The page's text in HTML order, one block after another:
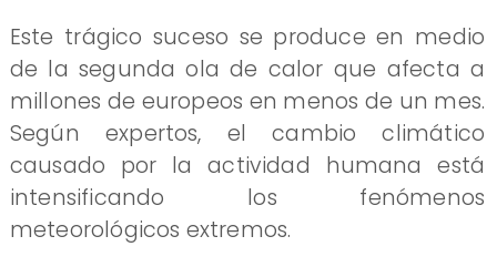
Este trágico suceso se produce en medio
de la segunda ola de calor que afecta a
millones de europeos en menos de un mes.
Según expertos, el cambio climático
causado por la actividad humana está
intensificando los fenómenos
meteorológicos extremos.